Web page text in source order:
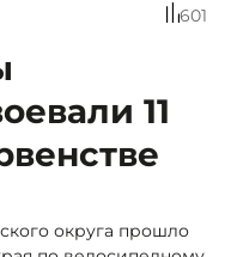
601
11
округа прошло